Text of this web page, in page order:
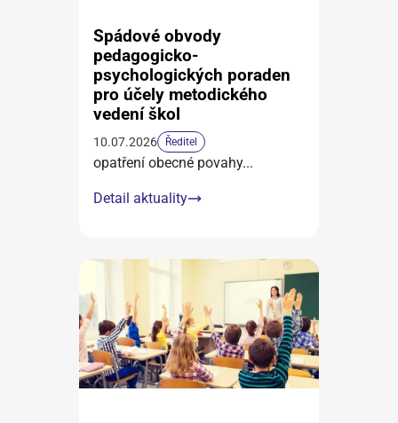
Spádové obvody
pedagogicko-
psychologických poraden
pro účely metodického
vedení škol
10.07.2026 Ředitel
opatření obecné povahy...
Detail aktuality